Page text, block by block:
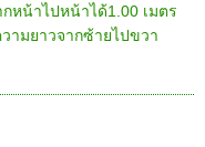
หน้าไปหน้าได้1.00 เมตร
ามยาวจากซ้ายไปขวา